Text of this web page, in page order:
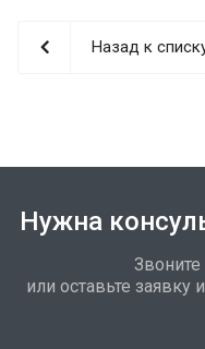
Назад к
Нужна
или оставьте